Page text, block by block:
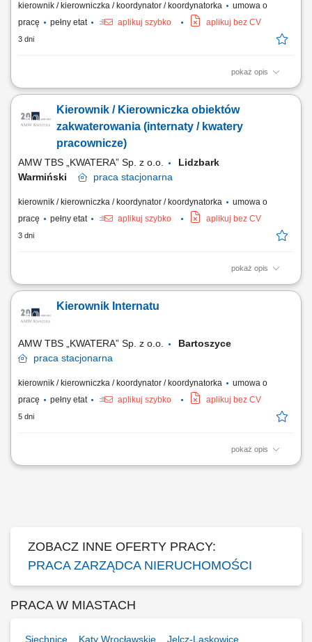
kierownik / kierowniczka / koordynator / koordynatorka
umowa o
pracę
pełny etat aplikuj szybko aplikuj bez CV
3 dni
pokaż opis
Opis stanowiska Organizowanie i nadzorowanie bieżącego
dokumentacji związanej z zakwaterowaniem, ewidencją wyposażenia
oraz zgłoszeniami technicznymi. Koordynowanie współpracy z firmami
świadczącymi usługi porządkowe,...
Kierownik / Kierowniczka obiektów
zakwaterowania (internaty / kwatery
pracownicze)
AMW TBS „KWATERA” Sp. z o.o.
Lidzbark
Warmiński
praca stacjonarna
kierownik / kierowniczka / koordynator / koordynatorka
umowa o
pracę
pełny etat aplikuj szybko aplikuj bez CV
3 dni
pokaż opis
Opis stanowiska Organizowanie i nadzorowanie bieżącego
dokumentacji związanej z zakwaterowaniem, ewidencją wyposażenia
oraz zgłoszeniami technicznymi. Koordynowanie współpracy z firmami
Kierownik Internatu
AMW TBS „KWATERA” Sp. z o.o.
Bartoszyce
praca stacjonarna
kierownik / kierowniczka / koordynator / koordynatorka
umowa o
pracę
pełny etat aplikuj szybko aplikuj bez CV
5 dni
pokaż opis
Opis stanowiska: Nadzorowanie internatu wojskowego oraz kwater
ZOBACZ INNE OFERTY PRACY:
PRACA ZARZĄDCA NIERUCHOMOŚCI
PRACA W MIASTACH
Siechnice Kąty Wrocławskie Jelcz-Laskowice